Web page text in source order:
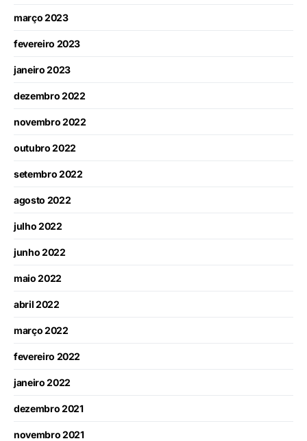
março 2023
fevereiro 2023
janeiro 2023
dezembro 2022
novembro 2022
outubro 2022
setembro 2022
agosto 2022
julho 2022
junho 2022
maio 2022
abril 2022
março 2022
fevereiro 2022
janeiro 2022
dezembro 2021
novembro 2021